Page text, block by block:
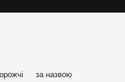
за назвою